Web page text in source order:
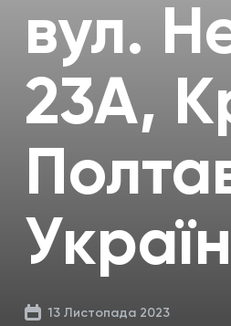
вул.
23А,
13 Листопада 2023